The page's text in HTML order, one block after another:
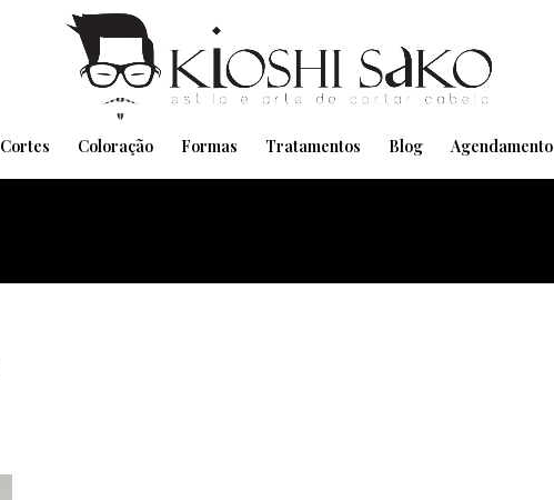
Cortes Coloração Formas Tratamentos Blog Agendamento
Pensando em transformar seu Visual??
Agende pelo Whatsapp